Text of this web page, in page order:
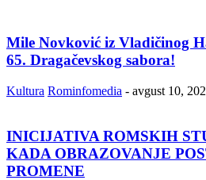
Mile Novković iz Vladičinog
65. Dragačevskog sabora!
Kultura Rominfomedia - avgust 10,
INICIJATIVA ROMSKIH
KADA OBRAZOVANJE
PROMENE